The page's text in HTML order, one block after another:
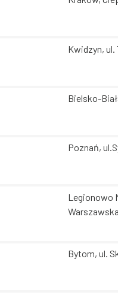
Kwidzyn, ul.
Bielsko-
Poznań,
Legionowo
Bytom, ul.